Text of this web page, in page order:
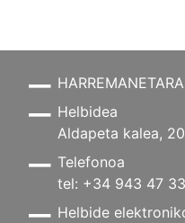
Helbidea
Aldapeta kalea,
Telefonoa
tel: +34 943 47
Helbide